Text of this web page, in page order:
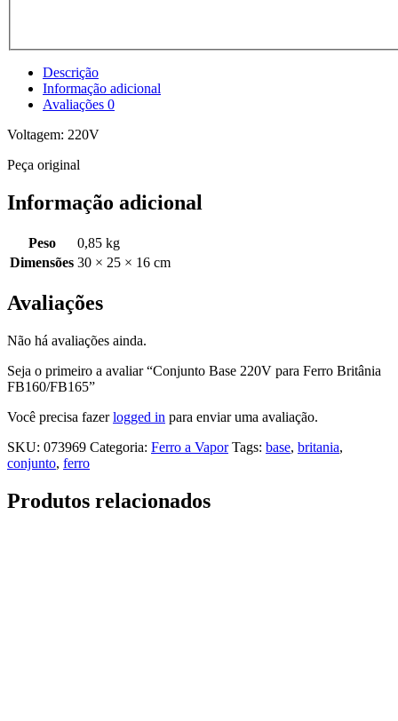
Descrição
Informação adicional
Avaliações 0
Voltagem: 220V
Peça original
Informação adicional
Peso
0,85 kg
Dimensões 30 × 25 × 16 cm
Avaliações
Não há avaliações ainda.
Seja o primeiro a avaliar “Conjunto Base 220V para Ferro Britânia
FB160/FB165”
Você precisa fazerlogged in para enviar uma avaliação.
SKU: 073969 Categoria: Ferro a Vapor Tags: base, britania,
conjunto, ferro
Produtos relacionados